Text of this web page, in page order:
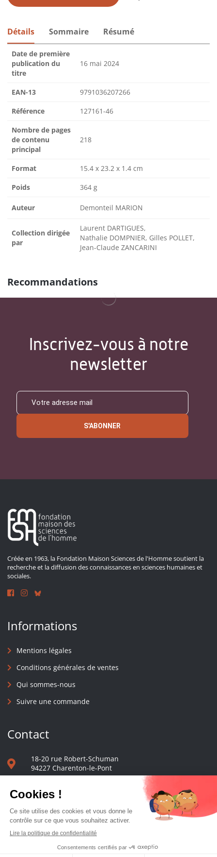
Détails Sommaire Résumé
Date de première
publication du
titre
16 mai 2024
EAN-13 9791036207266
Référence 127161-46
Nombre de pages
de contenu
principal
218
Format 15.4 x 23.2 x 1.4 cm
Poids 364 g
Auteur Demonteil MARION
Collection dirigée
par
Laurent DARTIGUES,
Nathalie DOMPNIER, Gilles POLLET,
Jean-Claude ZANCARINI
Recommandations
Inscrivez-vous à notre
newsletter
S'ABONNER
Créée en 1963, la Fondation Maison Sciences de l'Homme soutient la
recherche et la diffusion des connaissances en sciences humaines et
sociales.
Informations
Mentions légales
Conditions générales de ventes
Qui sommes-nous
Suivre une commande
Contact
18-20 rue Robert-Schuman
94227 Charenton-le-Pont